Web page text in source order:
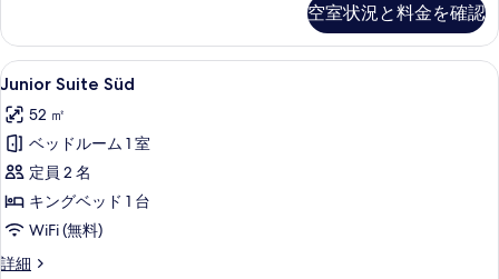
る
の
す
べ
て
の
写
真
を
表
ス
ル
ー
の
詳
空室状況と料金を確認
Junior
Suite
Süd
の
す
べ
て
の
Junior Suite Süd | ピロートップベッ
4
Junior Suite Süd
52 ㎡
ベッドルーム 1 室
定員 2 名
キングベッド 1 台
WiFi (無料)
詳細
Junior